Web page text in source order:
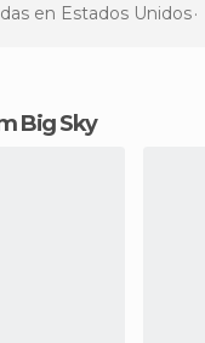
en Estados Unidos
Big Sky